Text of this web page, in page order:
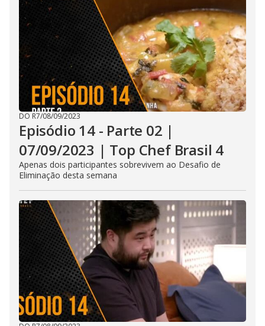
DO R7/08/09/2023
Episódio 14 - Parte 02 |
07/09/2023 | Top Chef Brasil 4
Apenas dois participantes sobrevivem ao Desafio de
Eliminação desta semana